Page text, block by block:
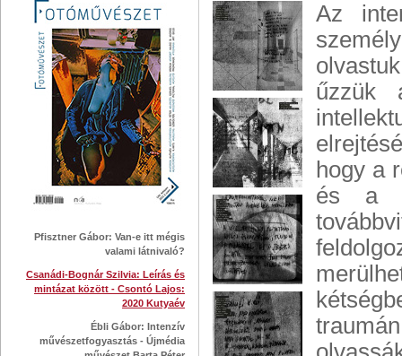
Pfisztner Gábor: Van-e itt mégis
valami látnivaló?
Csanádi-Bognár Szilvia: Leírás és
mintázat között - Csontó Lajos:
2020 Kutyaév
Ébli Gábor: Intenzív
művészetfogyasztás - Újmédia
Az
űzzük
hogy a
és a